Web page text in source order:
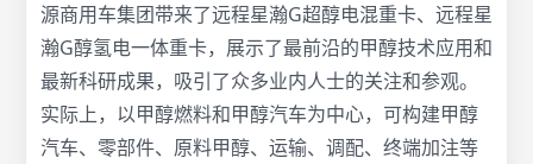
源商用车集团带来了远程星瀚G超醇电混重卡、远程星
瀚G醇氢电一体重卡，展示了最前沿的甲醇技术应用和
最新科研成果，吸引了众多业内人士的关注和参观。
实际上，以甲醇燃料和甲醇汽车为中心，可构建甲醇
汽车、零部件、原料甲醇、运输、调配、终端加注等